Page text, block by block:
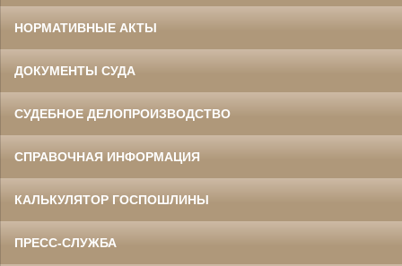
НОРМАТИВНЫЕ АКТЫ
ДОКУМЕНТЫ СУДА
СУДЕБНОЕ ДЕЛОПРОИЗВОДСТВО
СПРАВОЧНАЯ ИНФОРМАЦИЯ
КАЛЬКУЛЯТОР ГОСПОШЛИНЫ
ПРЕСС-СЛУЖБА